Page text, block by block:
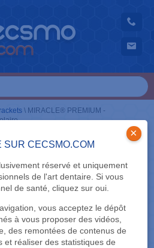
SUR CECSMO.COM
réservé et uniquement
de l'art dentaire. Si vous
de santé, cliquez sur oui.
vous acceptez le dépôt
à vous proposer des vidéos,
des remontées de contenus de
et réaliser des statistiques de
×
\ MIRACLE® PREMIUM -